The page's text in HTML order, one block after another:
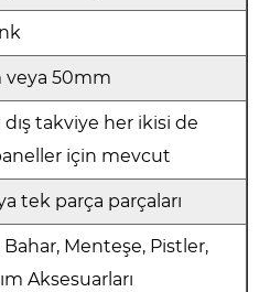
50mm
dış takviye her ikisi de
için mevcut
tek parça parçaları
Menteşe, Pistler,
Aksesuarları